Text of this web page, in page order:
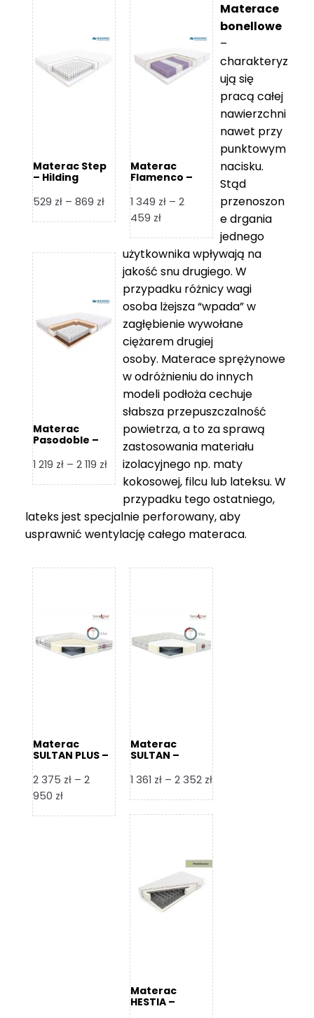
Materac Step
– Hilding
529 zł – 869 złZakres
cen:
529 zł
do
869 zł
Materac
Flamenco –
1 349 zł – 2
459 złZakres
od
1
349 zł
2
459 zł
Materac
Pasodoble –
1 219 zł – 2 119 złZakres
cen:
1
219 zł
do
119 zł
Materace
bonellowe
–
charakteryz
ują się
pracą całej
nawierzchni
nawet przy
punktowym
nacisku.
Stąd
przenoszon
e drgania
jednego
użytkownika wpływają na
jakość snu drugiego. W
przypadku różnicy wagi
osoba lżejsza “wpada” w
zagłębienie wywołane
ciężarem drugiej
osoby. Materace sprężynowe
w odróżnieniu do innych
modeli podłoża cechuje
słabsza przepuszczalność
powietrza, a to za sprawą
zastosowania materiału
izolacyjnego np. maty
kokosowej, filcu lub lateksu. W
przypadku tego ostatniego,
lateks jest specjalnie perforowany, aby
usprawnić wentylację całego materaca.
Materac
SULTAN PLUS –
2 375 zł – 2
950 złZakres
Materac
SULTAN –
1 361 zł – 2 352 złZakres
cen:
od
1
361 zł
do
2
352 zł
Materac
HESTIA –